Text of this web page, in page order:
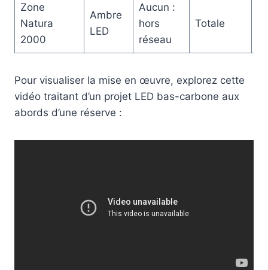
Zone
Natura
2000
Ambre
LED
Aucun :
hors
réseau
Totale
Pour visualiser la mise en œuvre, explorez cette
vidéo traitant d’un projet LED bas-carbone aux
abords d’une réserve :